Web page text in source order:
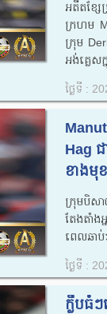
អតីតខ្ស
ក្រហម
ក្រុម
អង់គ្លេស
ថ្ងៃទី :
Hag ជ
ខាងមុ
ក្រុមបិស
តែងតាំង
ពេលឆាប់
ថ្ងៃទី :
ក្លឹបធំ